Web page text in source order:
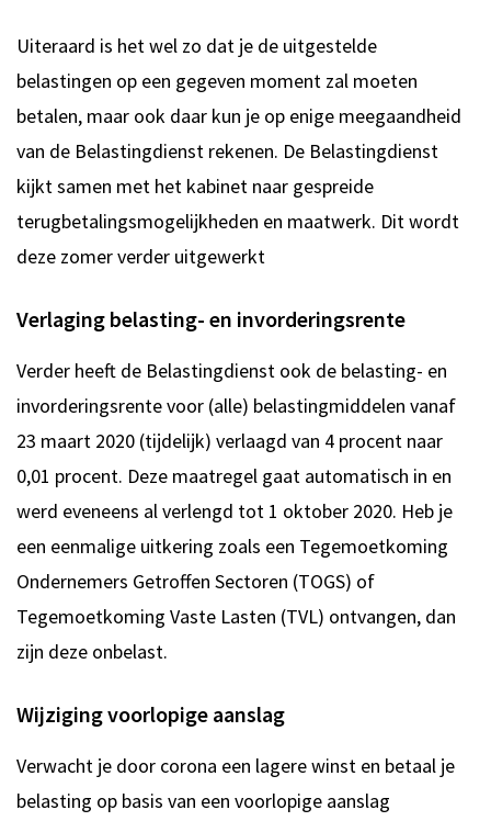
Uiteraard is het wel zo dat je de uitgestelde
belastingen op een gegeven moment zal moeten
betalen, maar ook daar kun je op enige meegaandheid
van de Belastingdienst rekenen. De Belastingdienst
kijkt samen met het kabinet naar gespreide
terugbetalingsmogelijkheden en maatwerk. Dit wordt
deze zomer verder uitgewerkt
Verlaging belasting- en invorderingsrente
Verder heeft de Belastingdienst ook de belasting- en
invorderingsrente voor (alle) belastingmiddelen vanaf
23 maart 2020 (tijdelijk) verlaagd van 4 procent naar
0,01 procent. Deze maatregel gaat automatisch in en
werd eveneens al verlengd tot 1 oktober 2020. Heb je
een eenmalige uitkering zoals een Tegemoetkoming
Ondernemers Getroffen Sectoren (TOGS) of
Tegemoetkoming Vaste Lasten (TVL) ontvangen, dan
zijn deze onbelast.
Wijziging voorlopige aanslag
Verwacht je door corona een lagere winst en betaal je
belasting op basis van een voorlopige aanslag